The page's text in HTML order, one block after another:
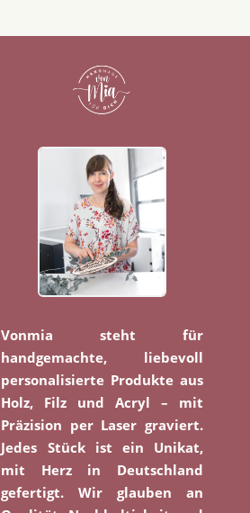
Vonmia steht für
handgemachte, liebevoll
personalisierte Produkte aus
Holz, Filz und Acryl – mit
Präzision per Laser graviert.
Jedes Stück ist ein Unikat,
mit Herz in Deutschland
gefertigt. Wir glauben an